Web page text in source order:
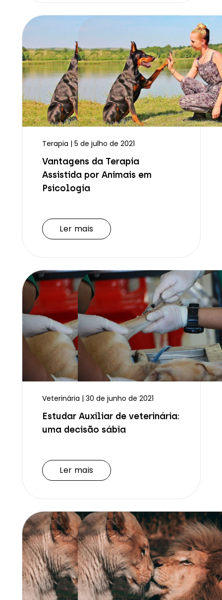
Terapia | 5 de julho de 2021
Vantagens da Terapia
Assistida por Animais em
Psicologia
Ler mais
Veterinária | 30 de junho de 2021
Estudar Auxiliar de veterinária:
uma decisão sábia
Ler mais